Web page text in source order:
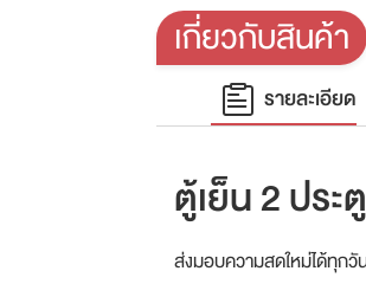
เกี่ยวกับสินค้า
รายละเอียด
ตู้เย็น 2 ประ
ส่งมอบความสดใหม่ได้ทุกวั